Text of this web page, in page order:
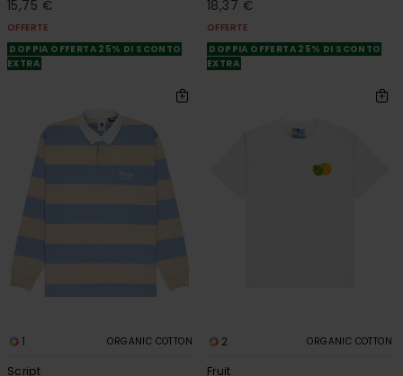
15,75 €
OFFERTE
DOPPIA OFFERTA 25% DI SCONTO
EXTRA
18,37 €
OFFERTE
DOPPIA OFFERTA 25% DI SCONTO
EXTRA
1 ORGANIC COTTON
Script
2 ORGANIC COTTON
Fruit